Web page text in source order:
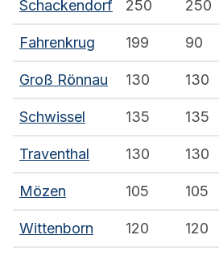
Schackendorf 250 250
Fahrenkrug 199 90
Groß Rönnau 130 130
Schwissel 135 135
Traventhal 130 130
Mözen 105 105
Wittenborn 120 120